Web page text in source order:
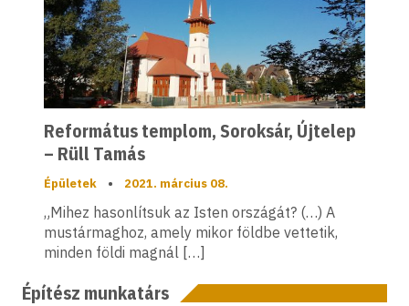
Református templom, Soroksár, Újtelep
– Rüll Tamás
Épületek • 2021. március 08.
„Mihez hasonlítsuk az Isten országát? (…) A
mustármaghoz, amely mikor földbe vettetik,
minden földi magnál […]
Építész munkatárs